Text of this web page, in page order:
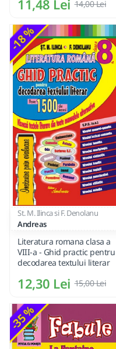
11,48 Lei 14,00 Lei
-18 %
St. M. Ilinca si F. Denolanu
Andreas
Literatura romana clasa a
VIII-a - Ghid practic pentru
decodarea textului literar
12,30 Lei 15,00 Lei
-35 %